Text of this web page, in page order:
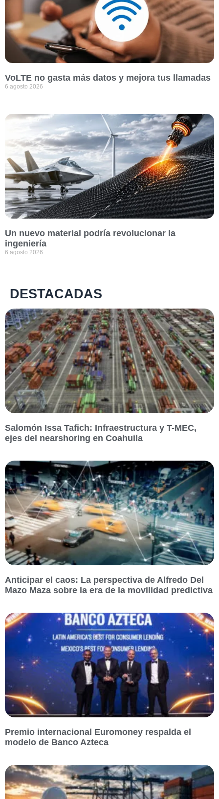
VoLTE no gasta más datos y mejora tus llamadas
6 agosto 2026
Un nuevo material podría revolucionar la
ingeniería
6 agosto 2026
DESTACADAS
Salomón Issa Tafich: Infraestructura y T-MEC,
ejes del nearshoring en Coahuila
Anticipar el caos: La perspectiva de Alfredo Del
Mazo Maza sobre la era de la movilidad predictiva
Premio internacional Euromoney respalda el
modelo de Banco Azteca